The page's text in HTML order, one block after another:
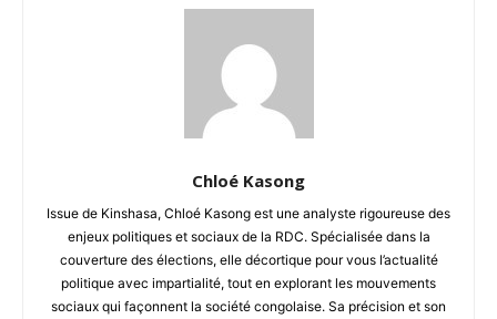
Chloé Kasong
Issue de Kinshasa, Chloé Kasong est une analyste rigoureuse des
enjeux politiques et sociaux de la RDC. Spécialisée dans la
couverture des élections, elle décortique pour vous l’actualité
politique avec impartialité, tout en explorant les mouvements
sociaux qui façonnent la société congolaise. Sa précision et son